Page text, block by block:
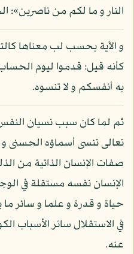
النار و ما لكم من ناصرين»:
و الآية بحسب لب معناها
كأنه قيل: قدموا ليوم
به أنفسكم و لا تنسوه.
ثم لما كان سبب نسيان النفس
تعالى تنسى أسماؤه الحسنى و
صفات الإنسان الذاتية من
الإنسان نفسه مستقلة في
حياة و قدرة و علما و سائر
في الاستقلال سائر الأسباب
عنه.